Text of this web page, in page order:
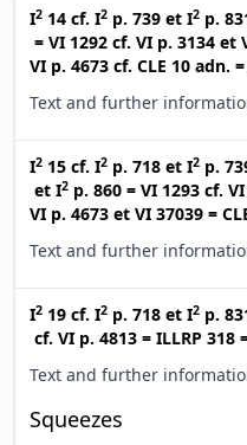
I2 14 cf. I2 p. 739 et I2 p.
= VI 1292 cf. VI p. 3134 et
VI p. 4673 cf. CLE 10 adn. =
Text and further
I2 15 cf. I2 p. 718 et I2 p.
et I2 p. 860 = VI 1293 cf.
VI p. 4673 et VI 37039 =
Text and further
I2 19 cf. I2 p. 718 et I2 p.
cf. VI p. 4813 = ILLRP 318
Text and further
Squeezes